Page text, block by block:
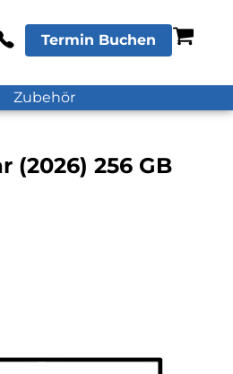
Termin Buchen
Zubehör
(2026) 256 GB